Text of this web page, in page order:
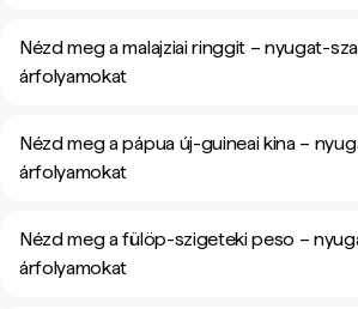
Nézd meg a malajziai ringgit – nyugat-
árfolyamokat
Nézd meg a pápua új-guineai kina –
árfolyamokat
Nézd meg a fülöp-szigeteki peso –
árfolyamokat